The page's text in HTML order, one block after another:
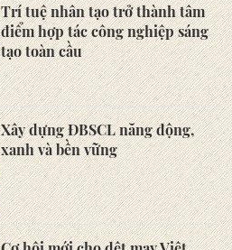
Trí tuệ nhân tạo trở thành tâm
điểm hợp tác công nghiệp sáng
tạo toàn cầu
Xây dựng ĐBSCL năng động,
xanh và bền vững